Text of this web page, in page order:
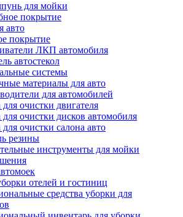
для мойки
покрытие
авто
покрытие
ЛКП автомобиля
автостекол
системы
материалы для авто
для автомобилей
для очистки двигателя
для очистки дисков автомобиля
для очистки салона авто
резины
инструменты для мойки
отелей и гостиниц
средства уборки для